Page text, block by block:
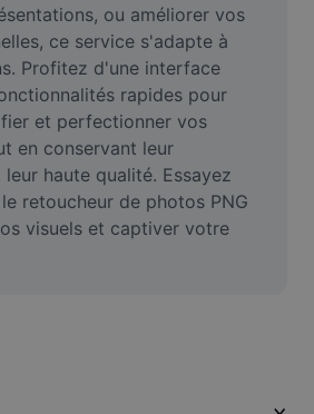
qualité
titres à une vidéo
vidéo
ou améliorer vos
ce service s'adapte à
Profitez d'une interface
rapides pour
et perfectionner vos
en conservant leur
haute qualité. Essayez
retoucheur de photos PNG
visuels et captiver votre